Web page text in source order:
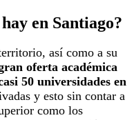
en Santiago?
así como a su
oferta académica
50 universidades en
y esto sin contar a
como los